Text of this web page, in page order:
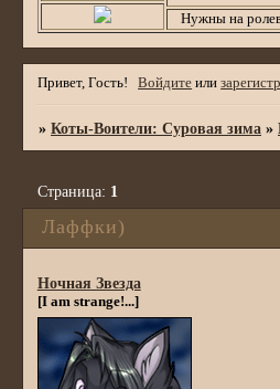
Нужны на
Привет, Гость! Войдите или
»Коты-Воители: Суровая зима »
Лаффки)
Страница: 1
Ночная Звезда
[I am strange!...]